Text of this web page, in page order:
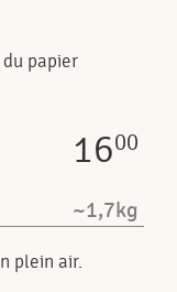
papier
1600
~1,7kg
plein air.